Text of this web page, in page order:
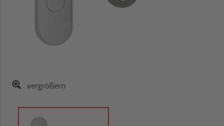
vergrößern